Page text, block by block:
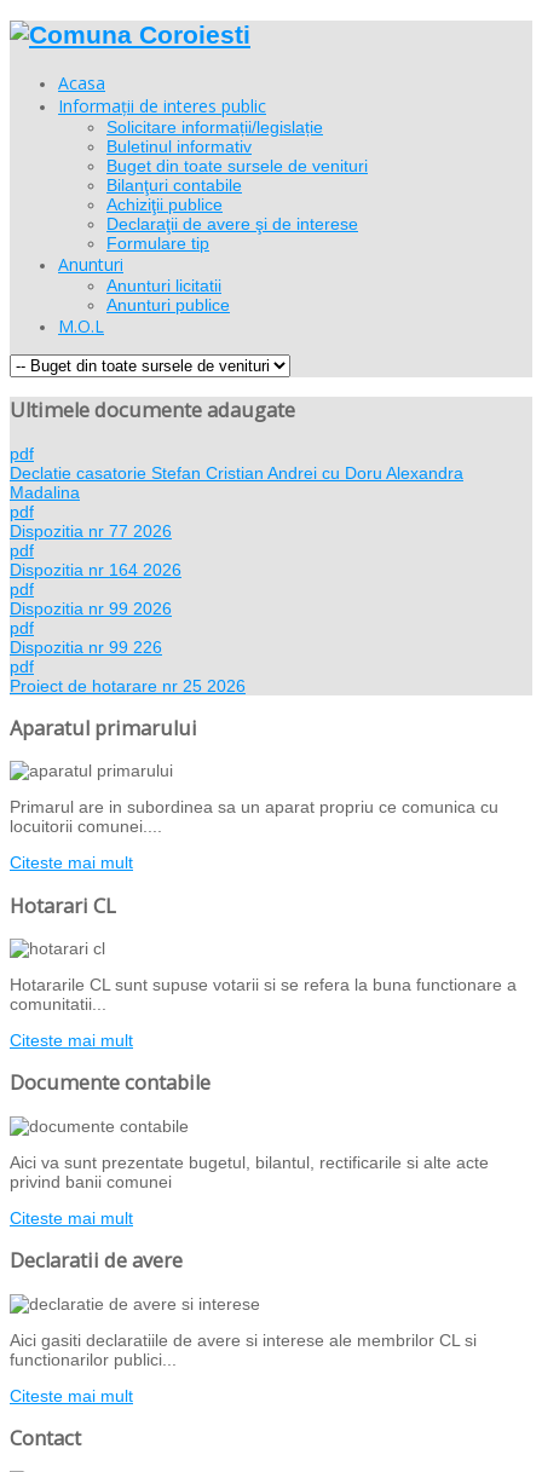
Acasa
Informații de interes public
Solicitare informații/legislație
Buletinul informativ
Buget din toate sursele de venituri
Bilanţuri contabile
Achiziţii publice
Declaraţii de avere şi de interese
Formulare tip
Anunturi
Anunturi licitatii
Anunturi publice
M.O.L
Ultimele documente adaugate
pdf
Declatie casatorie Stefan Cristian Andrei cu Doru Alexandra
Madalina
pdf
Dispozitia nr 77 2026
pdf
Dispozitia nr 164 2026
pdf
Dispozitia nr 99 2026
pdf
Dispozitia nr 99 226
pdf
Proiect de hotarare nr 25 2026
Aparatul primarului
Primarul are in subordinea sa un aparat propriu ce comunica cu
locuitorii comunei....
Citeste mai mult
Hotarari CL
Hotararile CL sunt supuse votarii si se refera la buna functionare a
comunitatii...
Citeste mai mult
Documente contabile
Aici va sunt prezentate bugetul, bilantul, rectificarile si alte acte
privind banii comunei
Citeste mai mult
Declaratii de avere
Aici gasiti declaratiile de avere si interese ale membrilor CL si
functionarilor publici...
Citeste mai mult
Contact